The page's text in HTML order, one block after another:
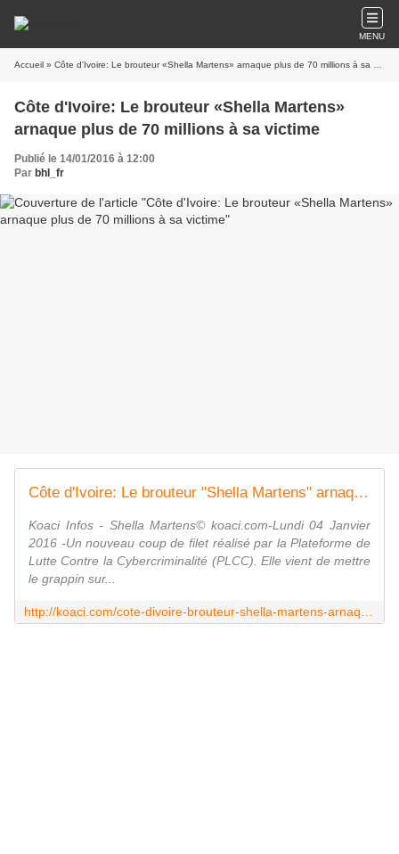
MENU
Accueil » Côte d'Ivoire: Le brouteur «Shella Martens» arnaque plus de 70 millions à sa victime
Côte d'Ivoire: Le brouteur «Shella Martens»
arnaque plus de 70 millions à sa victime
Publié le 14/01/2016 à 12:00
Par bhl_fr
Côte d'Ivoire: Le brouteur "Shella Martens" arnaque plus de 70 millions à sa victime - Koaci Infos
Koaci Infos - Shella Martens© koaci.com-Lundi 04 Janvier
2016 -Un nouveau coup de filet réalisé par la Plateforme de
Lutte Contre la Cybercriminalité (PLCC). Elle vient de mettre
le grappin sur...